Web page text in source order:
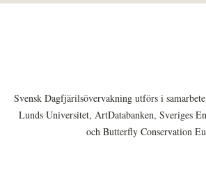
Svensk Dagfjärilsövervakning utförs i
Lunds Universitet, ArtDatabanken, Sveriges
och Butterfly Conservation